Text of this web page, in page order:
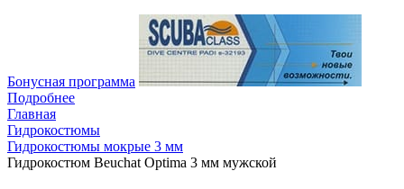
Бонусная программа
Подробнее
Главная
Гидрокостюмы
Гидрокостюмы мокрые 3 мм
Гидрокостюм Beuchat Optima 3 мм мужской